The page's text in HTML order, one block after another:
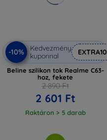
-10%
Kedvezmény
kuponnal
EXTRA10
Beline szilikon tok Realme C63-
hoz, fekete
2 890 Ft
2 601 Ft
Raktáron > 5 darab